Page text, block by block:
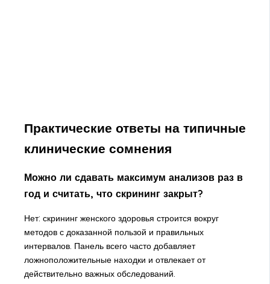
Практические ответы на типичные
клинические сомнения
Можно ли сдавать максимум анализов раз в
год и считать, что скрининг закрыт?
Нет: скрининг женского здоровья строится вокруг
методов с доказанной пользой и правильных
интервалов. Панель всего часто добавляет
ложноположительные находки и отвлекает от
действительно важных обследований.